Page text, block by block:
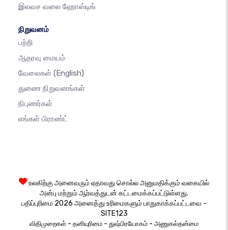
இலவச வலை ஹோஸ்டிங்
நிறுவனம்
பற்றி
ஆதரவு மையம்
வேலைகள் (English)
துணை நிறுவனங்கள்
நிபுணர்கள்
எங்கள் பிராண்ட்
உலகிற்கு அனைவரும் ஏதாவது சொல்ல அனுமதிக்கும் வகையில்
அன்பு மற்றும் ஆர்வத்துடன் கட்டமைக்கப்பட்டுள்ளது.
பதிப்புரிமை 2026 அனைத்து உரிமைகளும் பாதுகாக்கப்பட்டவை -
SITE123
விதிமுறைகள் - தனியுரிமை - துஷ்பிரயோகம் - அணுகல்தன்மை